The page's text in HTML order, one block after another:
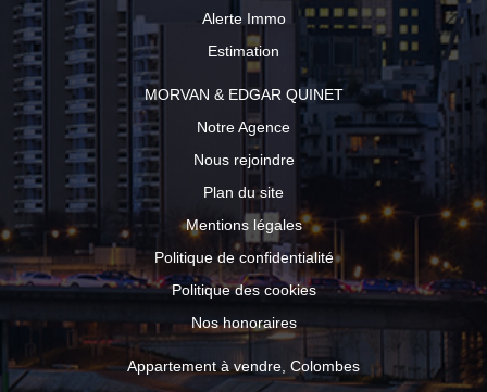
Alerte Immo
Estimation
MORVAN & EDGAR QUINET
Notre Agence
Nous rejoindre
Plan du site
Mentions légales
Politique de confidentialité
Politique des cookies
Nos honoraires
Appartement à vendre, Colombes